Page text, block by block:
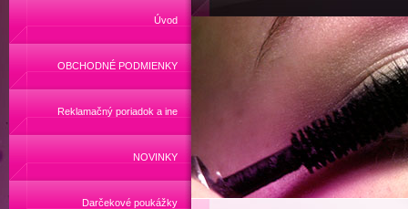
Úvod
OBCHODNÉ PODMIENKY
Reklamačný poriadok a ine
NOVINKY
Darčekové poukážky